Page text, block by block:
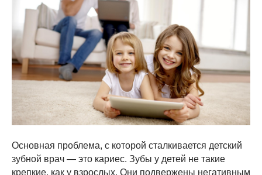
Основная проблема, с которой сталкивается детский
зубной врач — это кариес. Зубы у детей не такие
крепкие, как у взрослых. Они подвержены негативным